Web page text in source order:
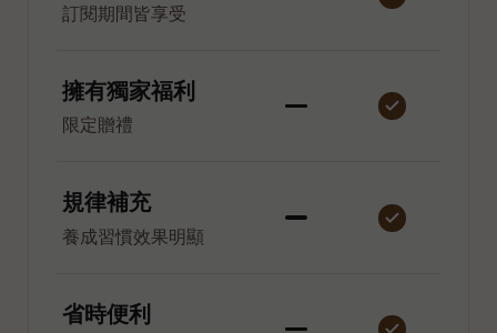
訂閱期間皆享受
擁有獨家福利
限定贈禮
規律補充
養成習慣效果明顯
省時便利